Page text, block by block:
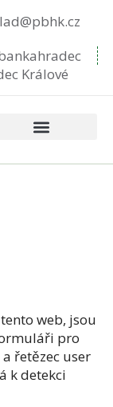
Králové
web, jsou
pro
řetězec user
k detekci